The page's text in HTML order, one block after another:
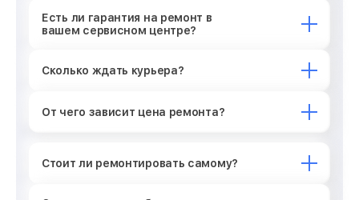
Есть ли гарантия на ремонт в
вашем сервисном центре?
Сколько ждать курьера?
От чего зависит цена ремонта?
Стоит ли ремонтировать самому?